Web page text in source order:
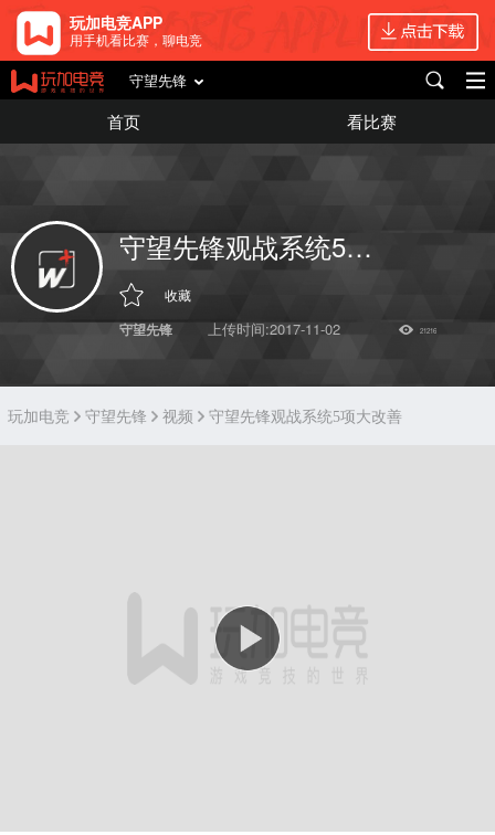
玩加电竞APP
用手机看比赛，聊电竞
守望先锋
首页 看比赛
守望先锋观战系统5项大改善
收藏
守望先锋 上传时间:2017-11-02 21216
玩加电竞 守望先锋 视频 守望先锋观战系统5项大改善